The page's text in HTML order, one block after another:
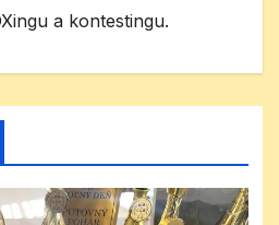
a kontestingu.